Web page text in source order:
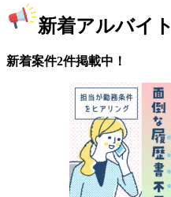
新着アルバイト
新着案件2件掲載中！